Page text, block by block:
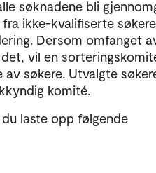
søknadene bli
ikke-kvalifiserte
Dersom omfanget
vil en
søkere. Utvalgte
komité.
laste opp følgende